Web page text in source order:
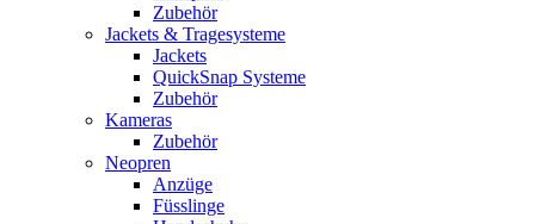
Zubehör
Jackets & Tragesysteme
Jackets
QuickSnap Systeme
Zubehör
Kameras
Zubehör
Neopren
Anzüge
Füsslinge